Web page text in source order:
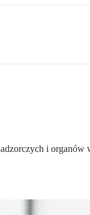
i organów